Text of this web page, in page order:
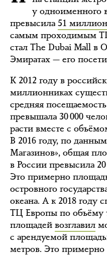
у одноименного
превысила 51
самым проходимым
стал The Dubai Mall в
Эмиратах — его
К 2012 году в
миллионниках
средняя
превышала 30 000
расти вместе с
В 2016 году, по
Магазинов», общая
в России превысила
Это примерно
островного
океана. А к 2018 году
ТЦ Европы по объёму
площадей возглавил
с арендуемой
метров. Это примерно